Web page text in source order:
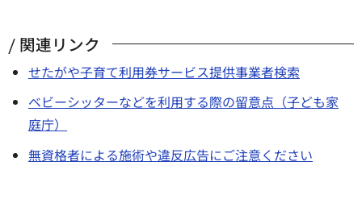
関連リンク
せたがや子育て利用券サービス提供事業者検索
ベビーシッターなどを利用する際の留意点（子ども家
庭庁）
無資格者による施術や違反広告にご注意ください